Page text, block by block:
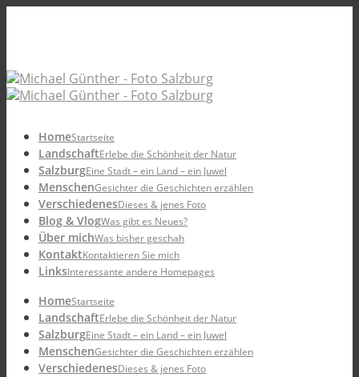
HomeStartseite
LandschaftErlebe die Schönheit der Natur
SalzburgEine Stadt – ein Land – ein Juwel
MenschenGesichter die Geschichten erzählen
VerschiedenesDieses & jenes Foto
Blog & VlogWas gibt es Neues?
Über michWas bisher geschah
KontaktKontaktieren Sie mich
LinksInteressante andere Homepages
HomeStartseite
LandschaftErlebe die Schönheit der Natur
SalzburgEine Stadt – ein Land – ein Juwel
MenschenGesichter die Geschichten erzählen
VerschiedenesDieses & jenes Foto